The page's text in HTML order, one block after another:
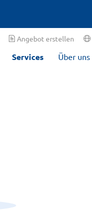
Angebot erstellen
Services Über uns